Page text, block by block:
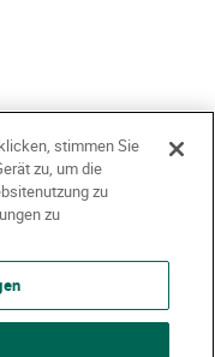
stimmen Sie
zu, um die
zu
zu